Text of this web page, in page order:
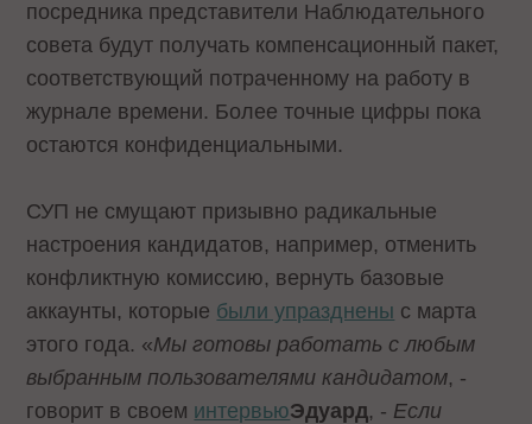
посредника представители Наблюдательного
совета будут получать компенсационный пакет,
соответствующий потраченному на работу в
журнале времени. Более точные цифры пока
остаются конфиденциальными.
СУП не смущают призывно радикальные
настроения кандидатов, например, отменить
конфликтную комиссию, вернуть базовые
аккаунты, которые были упразднены с марта
этого года. «Мы готовы работать с любым
выбранным пользователями кандидатом, -
говорит в своем интервьюЭдуард, - Если